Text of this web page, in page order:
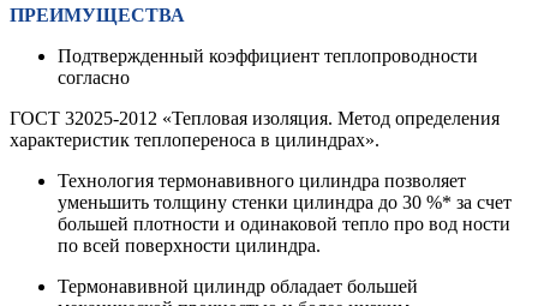
ПРЕИМУЩЕСТВА
Подтвержденный коэффициент теплопроводности
согласно
ГОСТ 32025-2012 «Тепловая изоляция. Метод определения
характеристик теплопереноса в цилиндрах».
Технология термонавивного цилиндра позволяет
уменьшить толщину стенки цилиндра до 30 %* за счет
большей плотности и одинаковой тепло про вод ности
по всей поверхности цилиндра.
Термонавивной цилиндр обладает большей